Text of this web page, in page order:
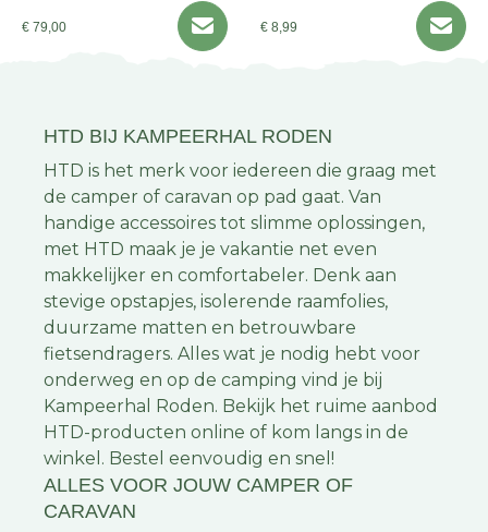
€ 79,00 € 8,99
HTD BIJ KAMPEERHAL RODEN
HTD is het merk voor iedereen die graag met
de camper of caravan op pad gaat. Van
handige accessoires tot slimme oplossingen,
met HTD maak je je vakantie net even
makkelijker en comfortabeler. Denk aan
stevige opstapjes, isolerende raamfolies,
duurzame matten en betrouwbare
fietsendragers. Alles wat je nodig hebt voor
onderweg en op de camping vind je bij
Kampeerhal Roden. Bekijk het ruime aanbod
HTD-producten online of kom langs in de
winkel. Bestel eenvoudig en snel!
ALLES VOOR JOUW CAMPER OF
CARAVAN